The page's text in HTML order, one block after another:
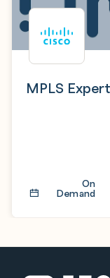
MPLS
On
Demand